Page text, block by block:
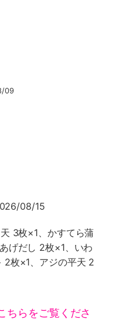
09
08/15
3枚×1、かすてら蒲
げだし 2枚×1、いわ
2枚×1、アジの平天 2
ちらをご覧くださ